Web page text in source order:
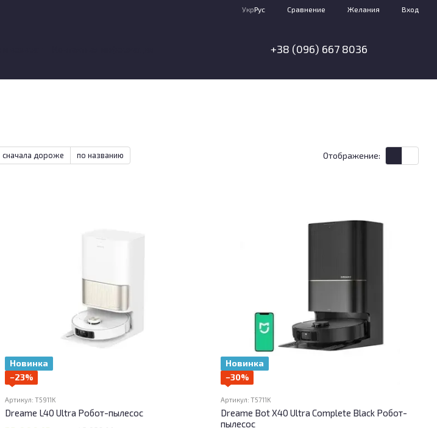
УкрРус Сравнение Желания Вход
+38 (096) 667 8036
сначала дороже по названию Отображение:
Новинка
−23%
Артикул: T5911K
Dreame L40 Ultra Робот-пылесос
Новинка
−30%
Артикул: T5711K
Dreame Bot X40 Ultra Complete Black Робот-
пылесос